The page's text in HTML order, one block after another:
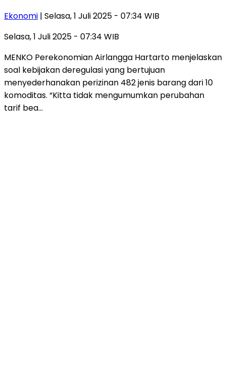
Ekonomi | Selasa, 1 Juli 2025 - 07:34 WIB
Selasa, 1 Juli 2025 - 07:34 WIB
MENKO Perekonomian Airlangga Hartarto menjelaskan
soal kebijakan deregulasi yang bertujuan
menyederhanakan perizinan 482 jenis barang dari 10
komoditas. “Kitta tidak mengumumkan perubahan
tarif bea…